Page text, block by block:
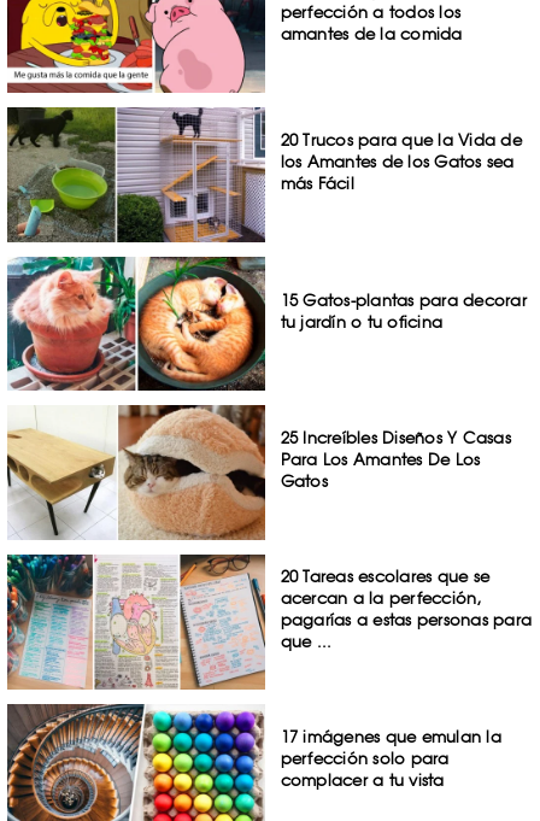
perfección a todos los
amantes de la comida
20 Trucos para que la Vida de
los Amantes de los Gatos sea
más Fácil
15 Gatos-plantas para decorar
tu jardín o tu oficina
25 Increíbles Diseños Y Casas
Para Los Amantes De Los
Gatos
20 Tareas escolares que se
acercan a la perfección,
pagarías a estas personas para
que ...
17 imágenes que emulan la
perfección solo para
complacer a tu vista